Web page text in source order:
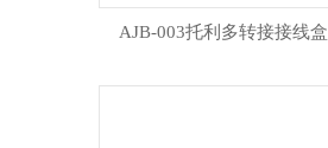
AJB-003托利多转接接线盒